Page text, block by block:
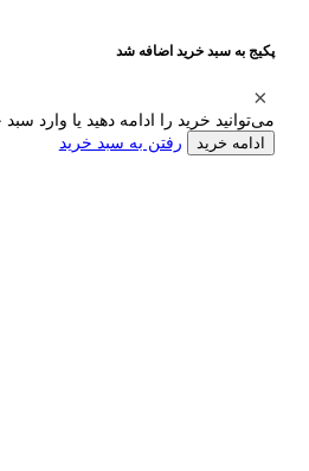
پکیج به سبد خرید اضافه شد
می‌توانید خرید را ادامه دهید یا وارد
ادامه خرید رفتن به سبد خرید